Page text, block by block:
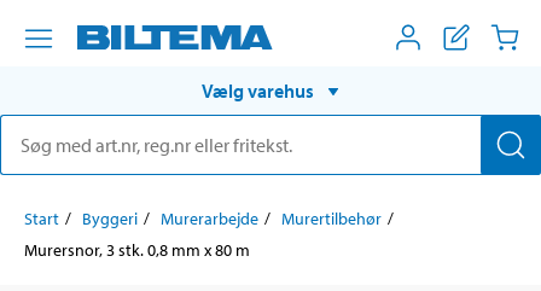
Vælg varehus
Start Byggeri Murerarbejde
Murertilbehør
Murersnor, 3 stk. 0,8 mm x 80 m